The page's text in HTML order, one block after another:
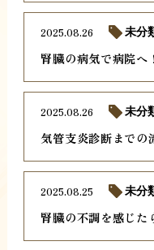
腎臓の病気で病院へ
2025.08.26 未分
気管支炎診断までの
2025.08.26 未分
腎臓の不調を感じた
2025.08.25 未分